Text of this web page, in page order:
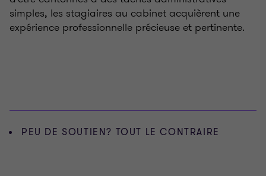
simples, les stagiaires au cabinet acquièrent une
expérience professionnelle précieuse et pertinente.
PEU DE SOUTIEN? TOUT LE CONTRAIRE